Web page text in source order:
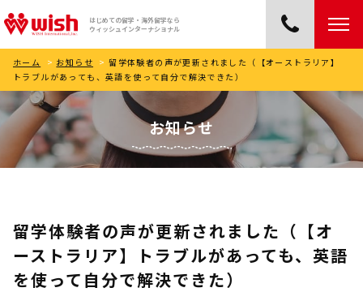
はじめての留学・海外留学なら
ウィッシュインターナショナル
ホーム > お知らせ > 留学体験者の声が更新されました（【オーストラリア】
トラブルがあっても、英語を使って自分で解決できた）
お知らせ
留学体験者の声が更新されました（【オ
ーストラリア】トラブルがあっても、英語
を使って自分で解決できた）